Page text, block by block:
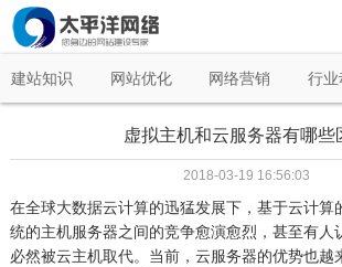
建站知识 网站优化 网络营销 行业
虚拟主机和云服务器有哪些
2018-03-19 16:56:03
在全球大数据云计算的迅猛发展下，基于云计算
统的主机服务器之间的竞争愈演愈烈，甚至有人
必然被云主机取代。当前，云服务器的优势也越